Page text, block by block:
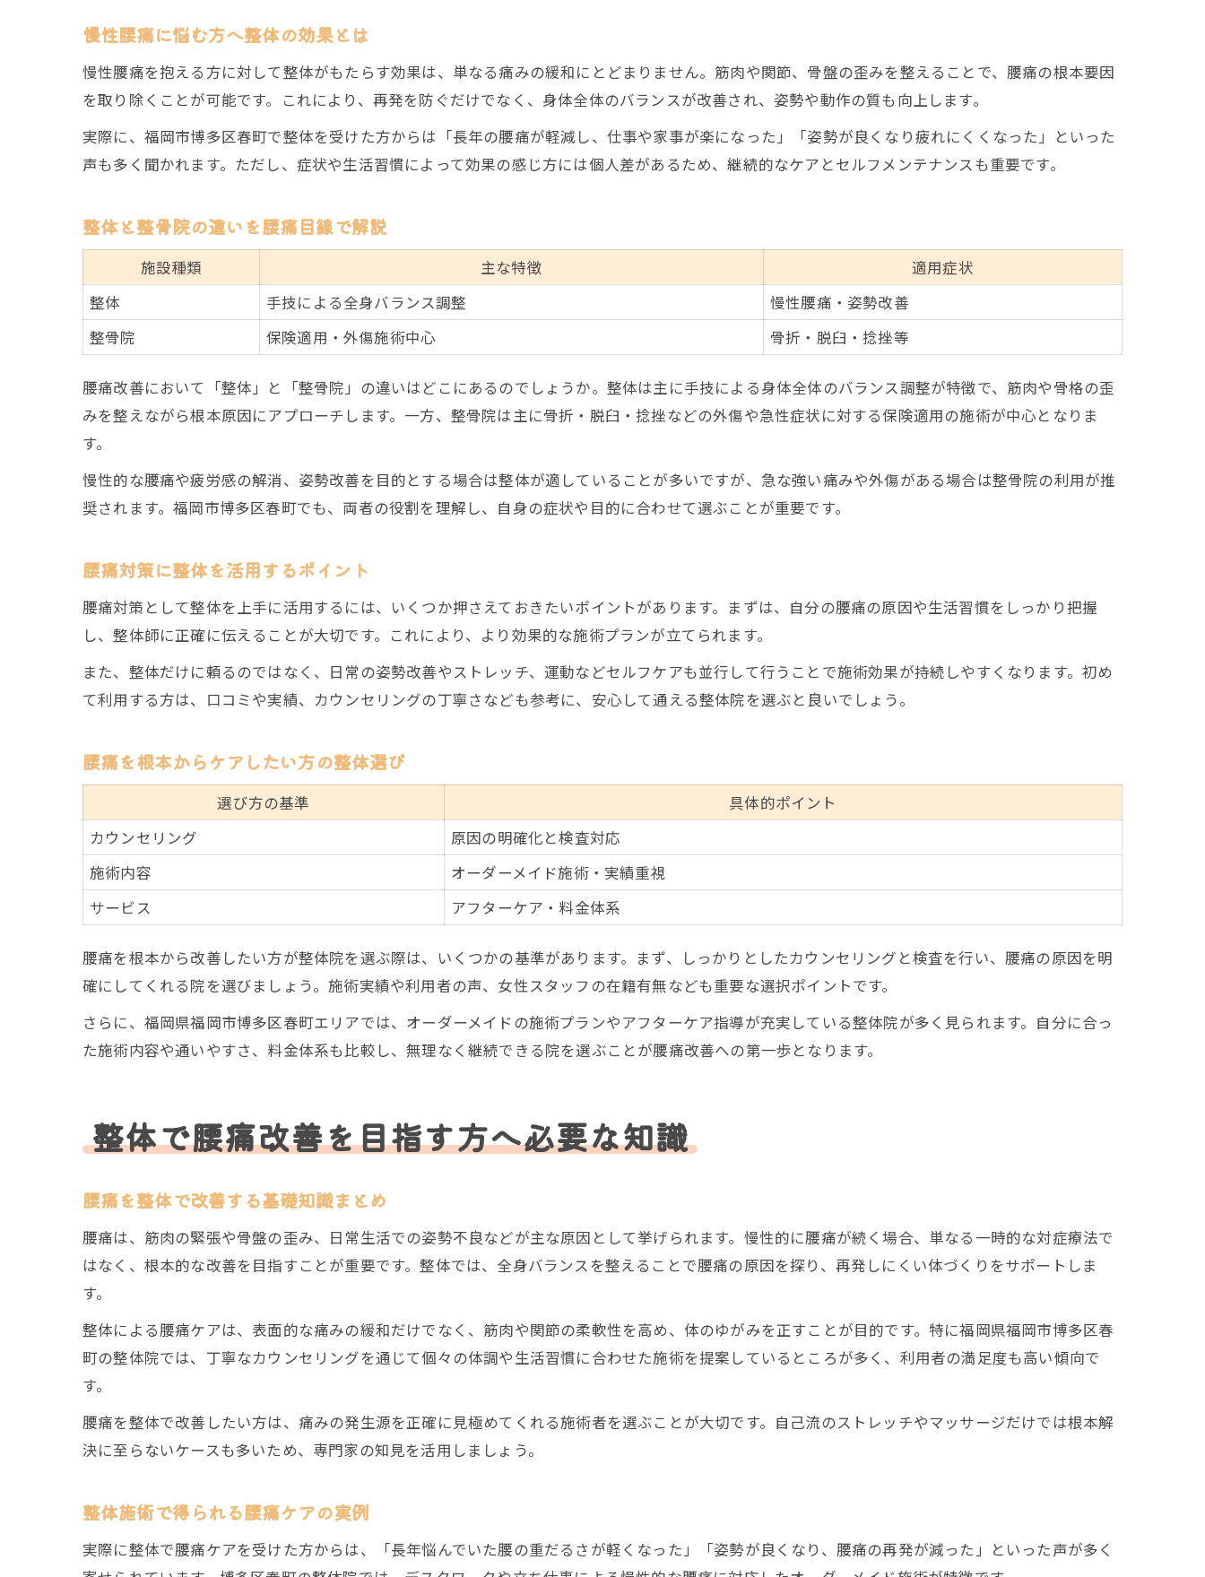
博多区春町エリアで女性に選ばれる整体法
産後ケア対応の腰痛整体が注目される理由
女性が安心して通える腰痛整体の特徴
腰痛と姿勢バランスの深い関係に注目
腰痛と猫背・反り腰の関連性を解説
腰痛再発予防のための整体通院スケジュール例
腰痛再発を防ぐ生活習慣の見直し術
慢性腰痛に悩む方へ整体の効果とは
慢性腰痛を抱える方に対して整体がもたらす効果は、単なる痛みの緩和にとどまりません。筋肉や関節、骨盤の歪みを整えることで、腰痛の根本要因
を取り除くことが可能です。これにより、再発を防ぐだけでなく、身体全体のバランスが改善され、姿勢や動作の質も向上します。
実際に、福岡市博多区春町で整体を受けた方からは「長年の腰痛が軽減し、仕事や家事が楽になった」「姿勢が良くなり疲れにくくなった」といった
声も多く聞かれます。ただし、症状や生活習慣によって効果の感じ方には個人差があるため、継続的なケアとセルフメンテナンスも重要です。
整体と整骨院の違いを腰痛目線で解説
施設種類 主な特徴
適用症状
整体
手技による全身バランス調整
慢性腰痛・姿勢改善
整骨院
保険適用・外傷施術中心 骨折・脱臼・捻挫等
腰痛改善において「整体」と「整骨院」の違いはどこにあるのでしょうか。整体は主に手技による身体全体のバランス調整が特徴で、筋肉や骨格の歪
みを整えながら根本原因にアプローチします。一方、整骨院は主に骨折・脱臼・捻挫などの外傷や急性症状に対する保険適用の施術が中心となりま
す。
慢性的な腰痛や疲労感の解消、姿勢改善を目的とする場合は整体が適していることが多いですが、急な強い痛みや外傷がある場合は整骨院の利用が推
奨されます。福岡市博多区春町でも、両者の役割を理解し、自身の症状や目的に合わせて選ぶことが重要です。
腰痛対策に整体を活用するポイント
腰痛対策として整体を上手に活用するには、いくつか押さえておきたいポイントがあります。まずは、自分の腰痛の原因や生活習慣をしっかり把握
し、整体師に正確に伝えることが大切です。これにより、より効果的な施術プランが立てられます。
また、整体だけに頼るのではなく、日常の姿勢改善やストレッチ、運動などセルフケアも並行して行うことで施術効果が持続しやすくなります。初め
て利用する方は、口コミや実績、カウンセリングの丁寧さなども参考に、安心して通える整体院を選ぶと良いでしょう。
腰痛を根本からケアしたい方の整体選び
選び方の基準
具体的ポイント
カウンセリング
原因の明確化と検査対応
施術内容
オーダーメイド施術・実績重視
サービス
アフターケア・料金体系
腰痛を根本から改善したい方が整体院を選ぶ際は、いくつかの基準があります。まず、しっかりとしたカウンセリングと検査を行い、腰痛の原因を明
確にしてくれる院を選びましょう。施術実績や利用者の声、女性スタッフの在籍有無なども重要な選択ポイントです。
さらに、福岡県福岡市博多区春町エリアでは、オーダーメイドの施術プランやアフターケア指導が充実している整体院が多く見られます。自分に合っ
た施術内容や通いやすさ、料金体系も比較し、無理なく継続できる院を選ぶことが腰痛改善への第一歩となります。
整体で腰痛改善を目指す方へ必要な知識
腰痛を整体で改善する基礎知識まとめ
腰痛は、筋肉の緊張や骨盤の歪み、日常生活での姿勢不良などが主な原因として挙げられます。慢性的に腰痛が続く場合、単なる一時的な対症療法で
はなく、根本的な改善を目指すことが重要です。整体では、全身バランスを整えることで腰痛の原因を探り、再発しにくい体づくりをサポートしま
す。
整体による腰痛ケアは、表面的な痛みの緩和だけでなく、筋肉や関節の柔軟性を高め、体のゆがみを正すことが目的です。特に福岡県福岡市博多区春
町の整体院では、丁寧なカウンセリングを通じて個々の体調や生活習慣に合わせた施術を提案しているところが多く、利用者の満足度も高い傾向で
す。
腰痛を整体で改善したい方は、痛みの発生源を正確に見極めてくれる施術者を選ぶことが大切です。自己流のストレッチやマッサージだけでは根本解
決に至らないケースも多いため、専門家の知見を活用しましょう。
整体施術で得られる腰痛ケアの実例
実際に整体で腰痛ケアを受けた方からは、「長年悩んでいた腰の重だるさが軽くなった」「姿勢が良くなり、腰痛の再発が減った」といった声が多く
ご予約はこちら
ご予約はこちら